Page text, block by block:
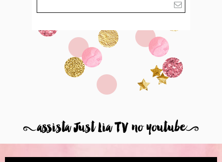
8assista Just Lia TV no youtube9